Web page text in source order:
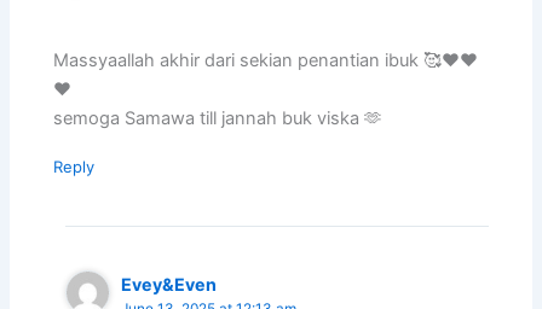
Massyaallah akhir dari sekian penantian ibuk 🥰❤️❤️
❤️
semoga Samawa till jannah buk viska 🫶
Reply
Evey&Even